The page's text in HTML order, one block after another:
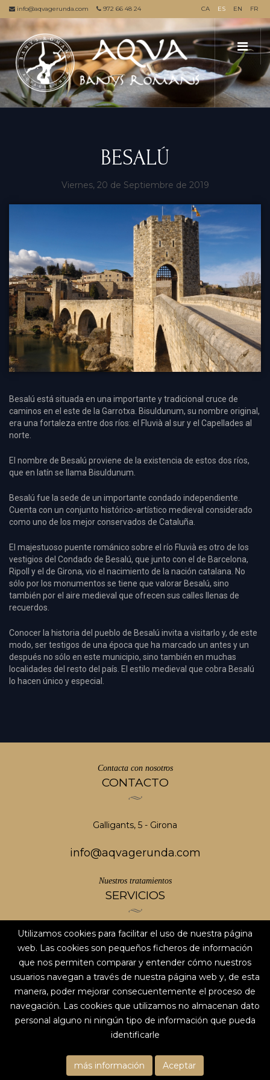
info@aqvagerunda.com 972 66 48 24 CA ES EN FR
BESALÚ
Viernes, 20 de Septiembre de 2019
Besalú está situada en una importante y tradicional cruce de
caminos en el este de la Garrotxa. Bisuldunum, su nombre original,
era una fortaleza entre dos ríos: el Fluvià al sur y el Capellades al
norte.
El nombre de Besalú proviene de la existencia de estos dos ríos,
que en latín se llama Bisuldunum.
Besalú fue la sede de un importante condado independiente.
Cuenta con un conjunto histórico-artístico medieval considerado
como uno de los mejor conservados de Cataluña.
El majestuoso puente románico sobre el río Fluvià es otro de los
vestigios del Condado de Besalú, que junto con el de Barcelona, ​​
Ripoll y el de Girona, vio el nacimiento de la nación catalana. No
sólo por los monumentos se tiene que valorar Besalú, sino
también por el aire medieval que ofrecen sus calles llenas de
recuerdos.
Conocer la historia del pueblo de Besalú invita a visitarlo y, de este
modo, ser testigos de una época que ha marcado un antes y un
después no sólo en este municipio, sino también en muchas
localidades del resto del país. El estilo medieval que cobra Besalú
lo hacen único y especial.
Contacta con nosotros
CONTACTO
Galligants, 5 - Girona
info@aqvagerunda.com
Nuestros tratamientos
SERVICIOS
AVISO LEGAL
POLÍTICA DE PRIVACIDAD
Redes sociales
SÍGUENOS
Utilizamos cookies para facilitar el uso de nuestra página
web. Las cookies son pequeños ficheros de información
que nos permiten comparar y entender cómo nuestros
usuarios navegan a través de nuestra página web y, de esta
manera, poder mejorar consecuentemente el proceso de
navegación. Las cookies que utilizamos no almacenan dato
personal alguno ni ningún tipo de información que pueda
identificarle
más información Aceptar